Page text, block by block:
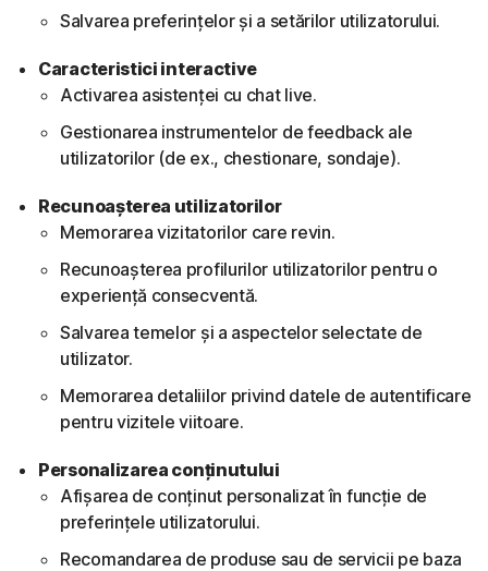
Salvarea preferințelor și a setărilor utilizatorului.
Caracteristici interactive
Activarea asistenței cu chat live.
Gestionarea instrumentelor de feedback ale
utilizatorilor (de ex., chestionare, sondaje).
Recunoașterea utilizatorilor
Memorarea vizitatorilor care revin.
Recunoașterea profilurilor utilizatorilor pentru o
experiență consecventă.
Salvarea temelor și a aspectelor selectate de
utilizator.
Memorarea detaliilor privind datele de autentificare
pentru vizitele viitoare.
Personalizarea conținutului
Afișarea de conținut personalizat în funcție de
preferințele utilizatorului.
Recomandarea de produse sau de servicii pe baza